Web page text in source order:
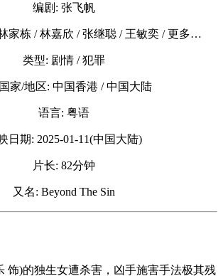
编剧: 张飞帆
家栋 / 林嘉欣 / 张继聪 / 王敏奕 / 更多…
类型: 剧情 / 犯罪
家/地区: 中国香港 / 中国大陆
语言: 粤语
映日期: 2025-01-11(中国大陆)
片长: 82分钟
又名: Beyond The Sin
饰)的独生女遭杀害，凶手施害手法极其残